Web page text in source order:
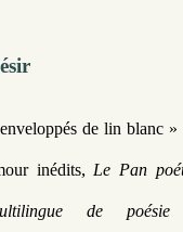
de lin blanc
inédits, Le Pan
de